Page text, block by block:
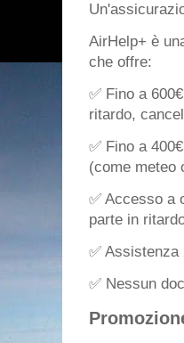
AirHelp+ è
che offre:
✅ Fino a
ritardo,
✅ Fino a
(come meteo
✅ Accesso a
parte in
✅
✅ Nessun